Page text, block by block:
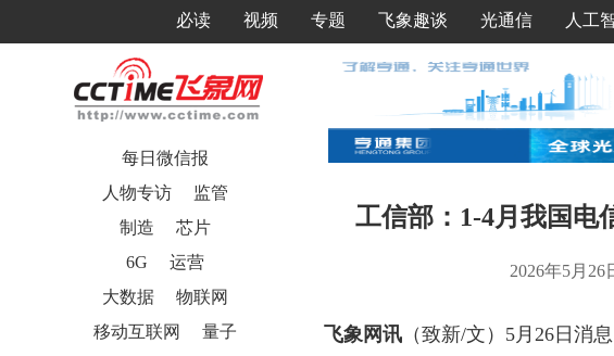
必读 视频 专题 飞象趣谈 光通信 人工
每日微信报
人物专访
监管
制造
芯片
6G
运营
大数据
物联网
移动互联网
量子
工信部：1-4月我国电
2026年5月26
飞象网讯 （致新/文）5月26日消